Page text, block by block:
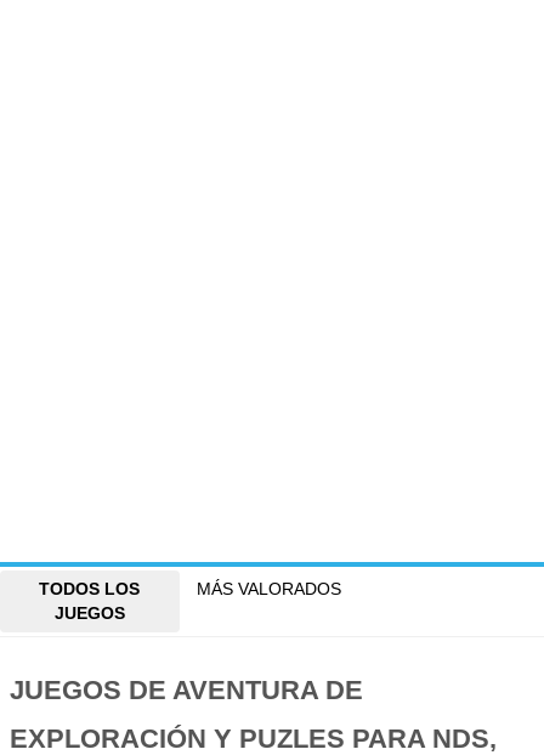
TODOS LOS
JUEGOS
MÁS VALORADOS
JUEGOS DE AVENTURA DE
EXPLORACIÓN Y PUZLES PARA NDS,